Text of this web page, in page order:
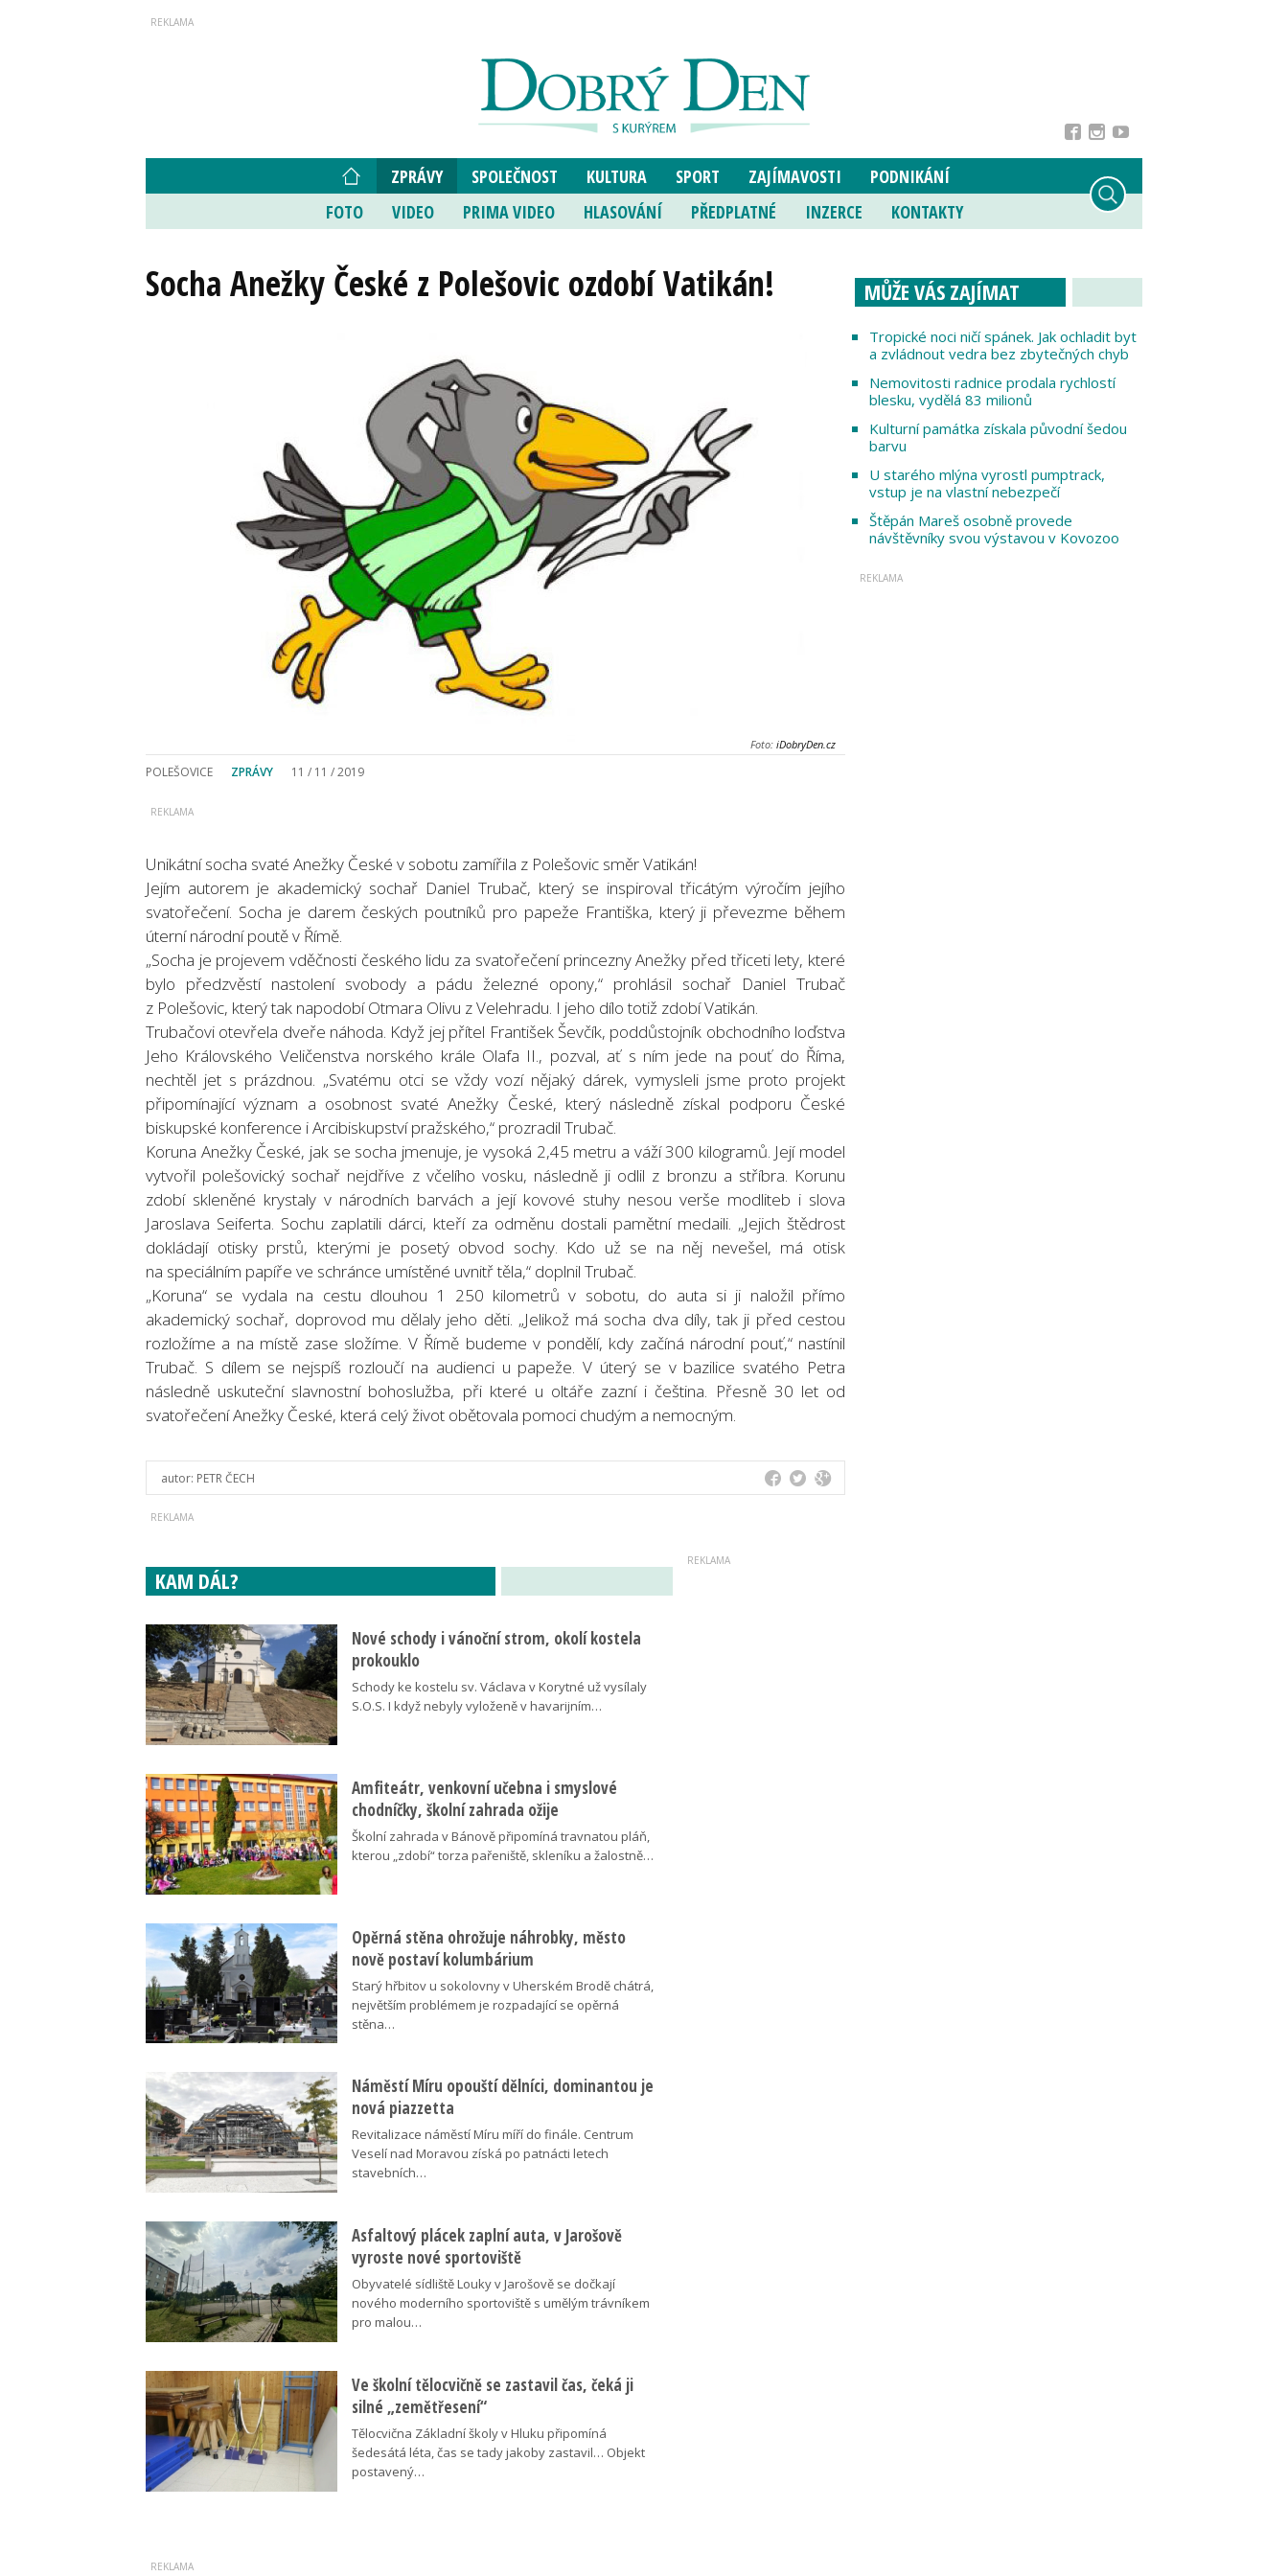
ZPRÁVY SPOLEČNOST KULTURA SPORT ZAJÍMAVOSTI
PODNIKÁNÍ
FOTO
VIDEO PRIMA VIDEO HLASOVÁNÍ PŘEDPLATNÉ INZERCE KONTAKTY
Socha Anežky České z Polešovic ozdobí Vatikán!
Foto: iDobryDen.cz
POLEŠOVICE ZPRÁVY 11 / 11 / 2019
Unikátní socha svaté Anežky České v sobotu zamířila z Polešovic směr Vatikán!
Jejím autorem je akademický sochař Daniel Trubač, který se inspiroval třicátým výročím jejího
svatořečení. Socha je darem českých poutníků pro papeže Františka, který ji převezme během
úterní národní poutě v Římě.
„Socha je projevem vděčnosti českého lidu za svatořečení princezny Anežky před třiceti lety, které
bylo předzvěstí nastolení svobody a pádu železné opony,“ prohlásil sochař Daniel Trubač
z Polešovic, který tak napodobí Otmara Olivu z Velehradu. I jeho dílo totiž zdobí Vatikán.
Trubačovi otevřela dveře náhoda. Když jej přítel František Ševčík, poddůstojník obchodního loďstva
Jeho Královského Veličenstva norského krále Olafa II., pozval, ať s ním jede na pouť do Říma,
nechtěl jet s prázdnou. „Svatému otci se vždy vozí nějaký dárek, vymysleli jsme proto projekt
připomínající význam a osobnost svaté Anežky České, který následně získal podporu České
biskupské konference i Arcibiskupství pražského,“ prozradil Trubač.
Koruna Anežky České, jak se socha jmenuje, je vysoká 2,45 metru a váží 300 kilogramů. Její model
vytvořil polešovický sochař nejdříve z včelího vosku, následně ji odlil z bronzu a stříbra. Korunu
zdobí skleněné krystaly v národních barvách a její kovové stuhy nesou verše modliteb i slova
Jaroslava Seiferta. Sochu zaplatili dárci, kteří za odměnu dostali pamětní medaili. „Jejich štědrost
dokládají otisky prstů, kterými je posetý obvod sochy. Kdo už se na něj nevešel, má otisk
na speciálním papíře ve schránce umístěné uvnitř těla,“ doplnil Trubač.
„Koruna“ se vydala na cestu dlouhou 1 250 kilometrů v sobotu, do auta si ji naložil přímo
akademický sochař, doprovod mu dělaly jeho děti. „Jelikož má socha dva díly, tak ji před cestou
rozložíme a na místě zase složíme. V Římě budeme v pondělí, kdy začíná národní pouť,“ nastínil
Trubač. S dílem se nejspíš rozloučí na audienci u papeže. V úterý se v bazilice svatého Petra
následně uskuteční slavnostní bohoslužba, při které u oltáře zazní i čeština. Přesně 30 let od
svatořečení Anežky České, která celý život obětovala pomoci chudým a nemocným.
autor: PETR ČECH
MŮŽE VÁS ZAJÍMAT
Tropické noci ničí spánek. Jak ochladit byt
a zvládnout vedra bez zbytečných chyb
Nemovitosti radnice prodala rychlostí
blesku, vydělá 83 milionů
Kulturní památka získala původní šedou
barvu
U starého mlýna vyrostl pumptrack,
vstup je na vlastní nebezpečí
Štěpán Mareš osobně provede
návštěvníky svou výstavou v Kovozoo
KAM DÁL?
Nové schody i vánoční strom, okolí kostela
prokouklo
Schody ke kostelu sv. Václava v Korytné už vysílaly
S.O.S. I když nebyly vyloženě v havarijním…
Amfiteátr, venkovní učebna i smyslové
chodníčky, školní zahrada ožije
Školní zahrada v Bánově připomíná travnatou pláň,
kterou „zdobí“ torza pařeniště, skleníku a žalostně…
Opěrná stěna ohrožuje náhrobky, město
nově postaví kolumbárium
Starý hřbitov u sokolovny v Uherském Brodě chátrá,
největším problémem je rozpadající se opěrná
stěna…
Náměstí Míru opouští dělníci, dominantou je
nová piazzetta
Revitalizace náměstí Míru míří do finále. Centrum
Veselí nad Moravou získá po patnácti letech
stavebních…
Asfaltový plácek zaplní auta, v Jarošově
vyroste nové sportoviště
Obyvatelé sídliště Louky v Jarošově se dočkají
nového moderního sportoviště s umělým trávníkem
pro malou…
Ve školní tělocvičně se zastavil čas, čeká ji
silné „zemětřesení“
Tělocvična Základní školy v Hluku připomíná
šedesátá léta, čas se tady jakoby zastavil… Objekt
postavený…